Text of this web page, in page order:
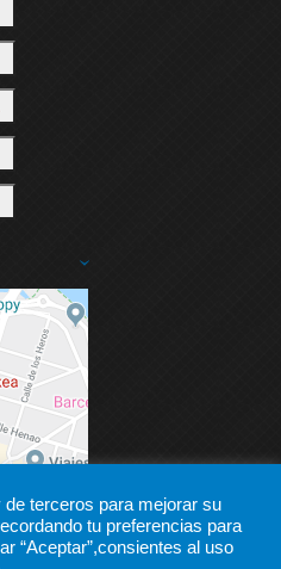
terceros para mejorar su
tu preferencias para
“Aceptar”,consientes al uso